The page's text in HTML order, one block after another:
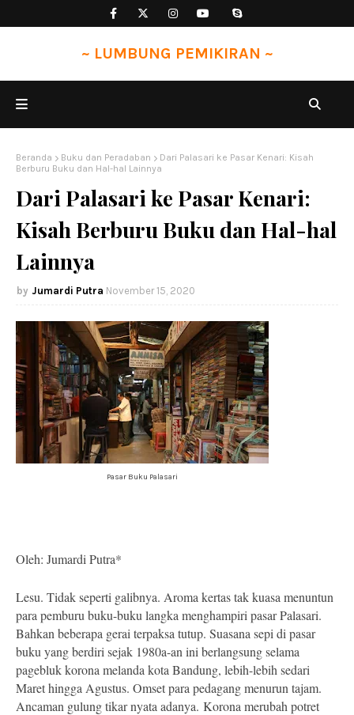
~ LUMBUNG PEMIKIRAN ~
Beranda Buku dan Peradaban
Dari Palasari ke Pasar Kenari: Kisah
Berburu Buku dan Hal-hal Lainnya
Dari Palasari ke Pasar Kenari:
Kisah Berburu Buku dan Hal-hal
Lainnya
Jumardi Putra November 15, 2020
Pasar Buku Palasari
Oleh: Jumardi Putra*
Lesu. Tidak seperti galibnya. Aroma kertas tak kuasa menuntun
para pemburu buku-buku langka menghampiri pasar Palasari.
Bahkan beberapa gerai terpaksa tutup. Suasana sepi di pasar
buku yang berdiri sejak 1980a-an ini berlangsung selama
pagebluk korona melanda kota Bandung, lebih-lebih sedari
Maret hingga Agustus. Omset para pedagang menurun tajam.
Ancaman gulung tikar nyata adanya. Korona merubah potret